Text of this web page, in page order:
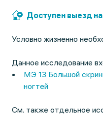
Доступен выезд
Условно жизненно
Данное исследование
МЭ 13 Большой
ногтей
См. также отдельное